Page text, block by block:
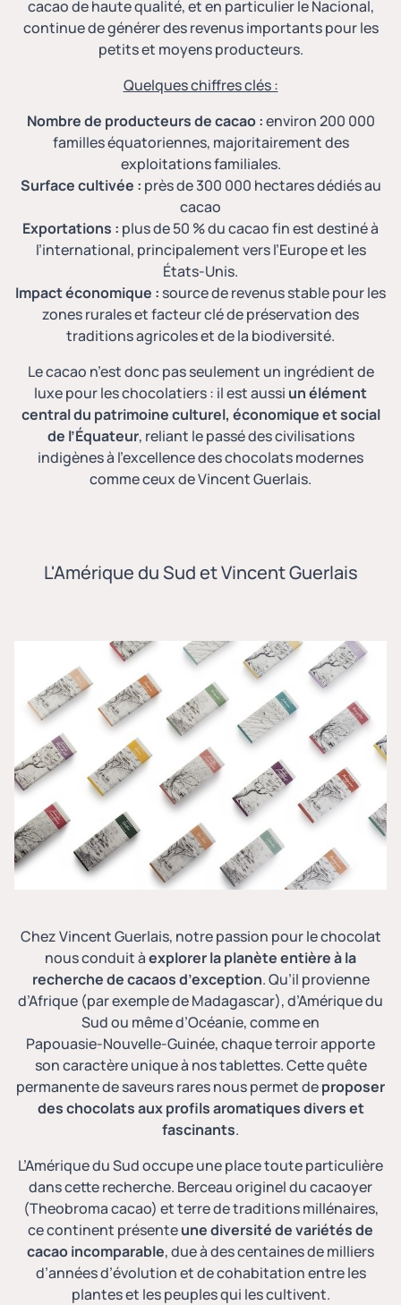
cacao de haute qualité, et en particulier le Nacional,
continue de générer des revenus importants pour les
petits et moyens producteurs.
Quelques chiffres clés :
Nombre de producteurs de cacao :environ 200 000
familles équatoriennes, majoritairement des
exploitations familiales.
Surface cultivée : près de 300 000 hectares dédiés au
cacao
Exportations : plus de 50 % du cacao fin est destiné à
l’international, principalement vers l’Europe et les
États-Unis.
Impact économique : source de revenus stable pour les
zones rurales et facteur clé de préservation des
traditions agricoles et de la biodiversité.
Le cacao n’est donc pas seulement un ingrédient de
luxe pour les chocolatiers : il est aussi un élément
central du patrimoine culturel, économique et social
de l’Équateur, reliant le passé des civilisations
indigènes à l’excellence des chocolats modernes
comme ceux de Vincent Guerlais.
L'Amérique du Sud et Vincent Guerlais
Chez Vincent Guerlais, notre passion pour le chocolat
nous conduit àexplorer la planète entière à la
recherche de cacaos d’exception. Qu’il provienne
d’Afrique (par exemple de Madagascar), d’Amérique du
Sud ou même d’Océanie, comme en
Papouasie‑Nouvelle‑Guinée, chaque terroir apporte
son caractère unique à nos tablettes. Cette quête
permanente de saveurs rares nous permet deproposer
des chocolats aux profils aromatiques divers et
fascinants.
L’Amérique du Sud occupe une place toute particulière
dans cette recherche. Berceau originel du cacaoyer
(Theobroma cacao) et terre de traditions millénaires,
ce continent présenteune diversité de variétés de
cacao incomparable, due à des centaines de milliers
d’années d’évolution et de cohabitation entre les
plantes et les peuples qui les cultivent.